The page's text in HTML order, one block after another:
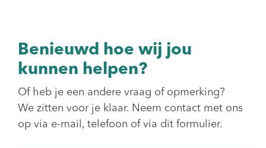
Benieuwd hoe wij jou
kunnen helpen?
Of heb je een andere vraag of opmerking?
We zitten voor je klaar. Neem contact met ons
op via e-mail, telefoon of via dit formulier.